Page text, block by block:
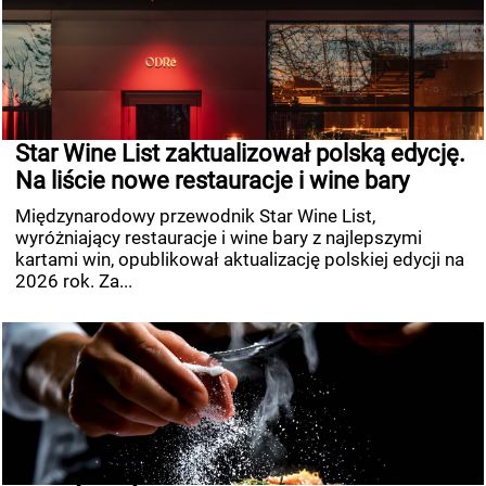
Star Wine List zaktualizował polską edycję.
Na liście nowe restauracje i wine bary
Międzynarodowy przewodnik Star Wine List,
wyróżniający restauracje i wine bary z najlepszymi
kartami win, opublikował aktualizację polskiej edycji na
2026 rok. Za...